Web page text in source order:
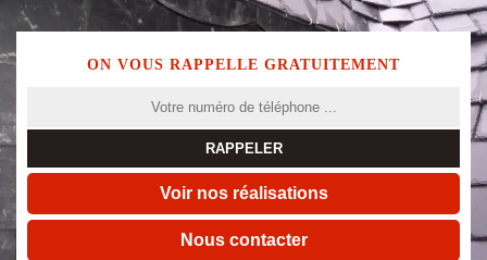
ON VOUS RAPPELLE GRATUITEMENT
Voir nos réalisations
Nous contacter